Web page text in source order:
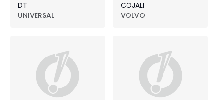
DT
UNIVERSAL
COJALI
VOLVO